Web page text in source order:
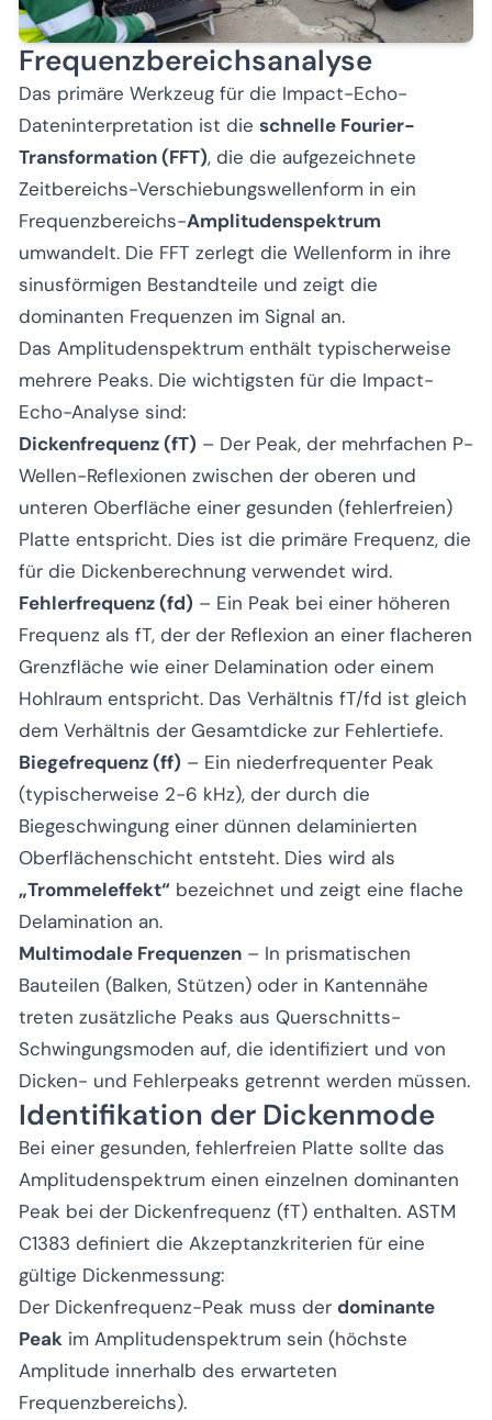
Frequenzbereichsanalyse
Das primäre Werkzeug für die Impact-Echo-
Dateninterpretation ist die schnelle Fourier-
Transformation (FFT), die die aufgezeichnete
Zeitbereichs-Verschiebungswellenform in ein
Frequenzbereichs-Amplitudenspektrum
umwandelt. Die FFT zerlegt die Wellenform in ihre
sinusförmigen Bestandteile und zeigt die
dominanten Frequenzen im Signal an.
Das Amplitudenspektrum enthält typischerweise
mehrere Peaks. Die wichtigsten für die Impact-
Echo-Analyse sind:
Dickenfrequenz (fT) – Der Peak, der mehrfachen P-
Wellen-Reflexionen zwischen der oberen und
unteren Oberfläche einer gesunden (fehlerfreien)
Platte entspricht. Dies ist die primäre Frequenz, die
für die Dickenberechnung verwendet wird.
Fehlerfrequenz (fd) – Ein Peak bei einer höheren
Frequenz als fT, der der Reflexion an einer flacheren
Grenzfläche wie einer Delamination oder einem
Hohlraum entspricht. Das Verhältnis fT/fd ist gleich
dem Verhältnis der Gesamtdicke zur Fehlertiefe.
Biegefrequenz (ff) – Ein niederfrequenter Peak
(typischerweise 2-6 kHz), der durch die
Biegeschwingung einer dünnen delaminierten
Oberflächenschicht entsteht. Dies wird als
„Trommeleffekt“ bezeichnet und zeigt eine flache
Delamination an.
Multimodale Frequenzen – In prismatischen
Bauteilen (Balken, Stützen) oder in Kantennähe
treten zusätzliche Peaks aus Querschnitts-
Schwingungsmoden auf, die identifiziert und von
Dicken- und Fehlerpeaks getrennt werden müssen.
Identifikation der Dickenmode
Bei einer gesunden, fehlerfreien Platte sollte das
Amplitudenspektrum einen einzelnen dominanten
Peak bei der Dickenfrequenz (fT) enthalten. ASTM
C1383 definiert die Akzeptanzkriterien für eine
gültige Dickenmessung:
Der Dickenfrequenz-Peak muss der dominante
Peak im Amplitudenspektrum sein (höchste
Amplitude innerhalb des erwarteten
Frequenzbereichs).